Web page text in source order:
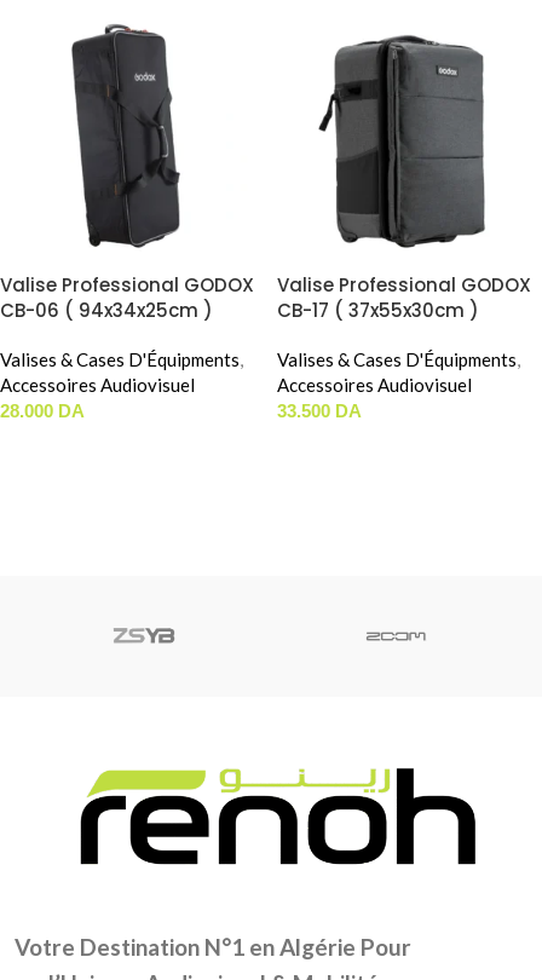
Valise Professional GODOX
CB-06 ( 94x34x25cm )
Valises & Cases D'Équipments,
Accessoires Audiovisuel
28.000 DA
Valise Professional GODOX
CB-17 ( 37x55x30cm )
Valises & Cases D'Équipments,
Accessoires Audiovisuel
33.500 DA
Votre Destination N°1 en Algérie Pour